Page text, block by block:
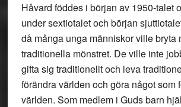
Håvard föddes i början av 1950-talet
under sextiotalet och början
då många unga människor ville bryta
traditionella mönstret. De ville inte
gifta sig traditionellt och leva
förändra världen och göra något som
världen. Som medlem i Guds barn